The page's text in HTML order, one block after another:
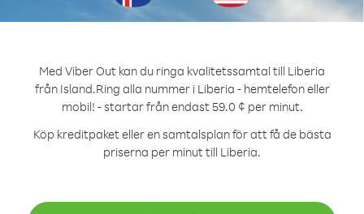
Med Viber Out kan du ringa kvalitetssamtal till Liberia
från Island.Ring alla nummer i Liberia - hemtelefon eller
mobil! - startar från endast 59.0 ¢ per minut.
Köp kreditpaket eller en samtalsplan för att få de bästa
priserna per minut till Liberia.